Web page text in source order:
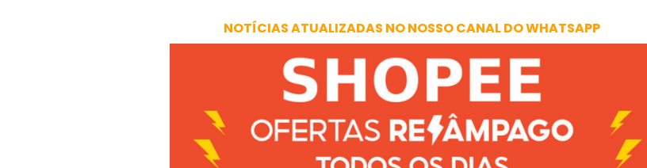
NOTÍCIAS ATUALIZADAS NO NOSSO CANAL DO WHATSAPP